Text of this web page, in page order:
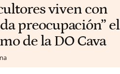
viven con
preocupación” el
de la DO Cava